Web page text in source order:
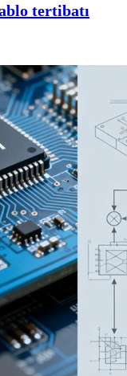
tertibatı